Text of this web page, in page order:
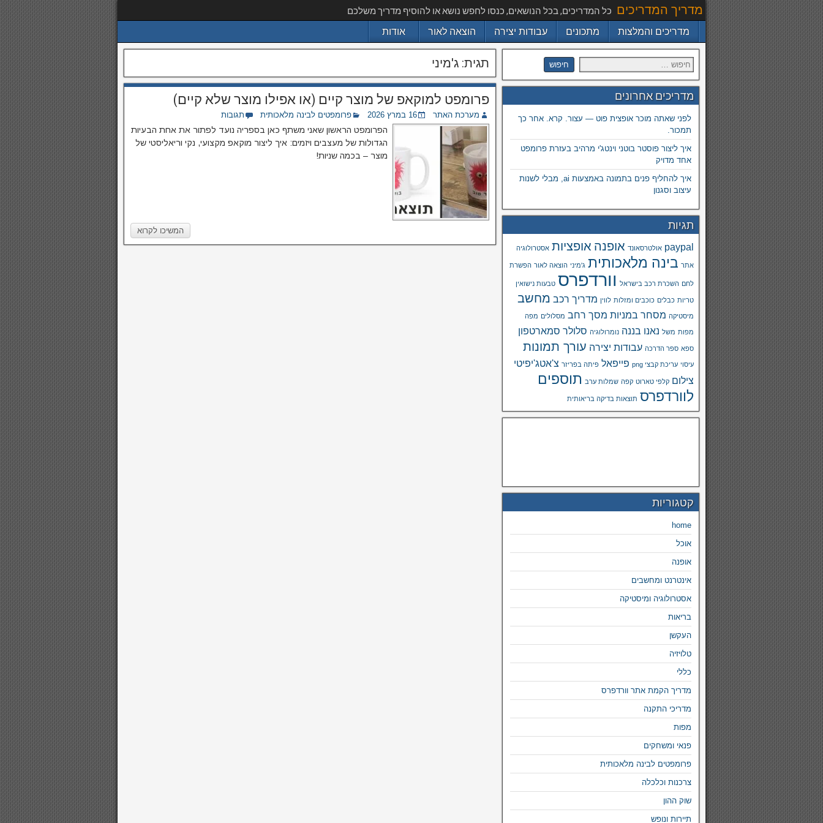
מדריך המדריכים כל המדריכים, בכל הנושאים, כנסו לחפש נושא או להוסיף מדריך משלכם
מדריכים והמלצות מתכונים עבודות יצירה הוצאה לאור אודות
תגית:ג'מיני
פרומפט למוקאפ של מוצר קיים (או אפילו מוצר שלא קיים)
מערכת האתר 16 במרץ 2026 פרומפטים לבינה מלאכותית תגובות
הפרומפט הראשון שאני משתף כאן בספריה נועד לפתור את אחת הבעיות
הגדולות של מעצבים ויזמים: איך ליצור מוקאפ מקצועי, נקי וריאליסטי של
מוצר – בכמה שניות!
המשיכו לקרוא
מדריכים אחרונים
לפני שאתה מוכר אופצית פוט — עצור. קרא. אחר כך
תמכור.
איך ליצור פוסטר בוטני וינטג'י מרהיב בעזרת פרומפט
אחד מדויק
איך להחליף פנים בתמונה באמצעות ai, מבלי לשנות
עיצוב וסגנון
תגיות
paypal אולטרסאונד אופנה אופציות אסטרולוגיה
אתר בינה מלאכותית ג'מיני הוצאה לאור הפשרת
לחם השכרת רכב בישראל וורדפרס טבעות נישואין
טריות כבלים כוכבים ומזלות לווין מדריך רכב מחשב
מיסטיקה מסחר במניות מסך רחב מסלולים מפה
מפות משל נאנו בננה נומרולוגיה סלולר סמארטפון
ספא ספר הדרכה עבודות יצירה עורך תמונות
עיסוי עריכת קבצי png פייפאל פיתה בפריזר צ'אטג'יפיטי
צילום קלפי טארוט קפה שמלות ערב תוספים
לוורדפרס תוצאות בדיקה בריאותית
קטגוריות
home
אוכל
אופנה
אינטרנט ומחשבים
אסטרולוגיה ומיסטיקה
בריאות
העקשן
טלויזיה
כללי
מדריך הקמת אתר וורדפרס
מדריכי התקנה
מפות
פנאי ומשחקים
פרומפטים לבינה מלאכותית
צרכנות וכלכלה
שוק ההון
תיירות ונופש